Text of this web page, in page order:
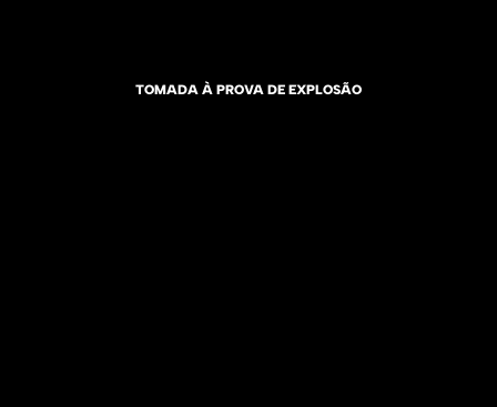
TOMADA À PROVA DE EXPLOSÃO